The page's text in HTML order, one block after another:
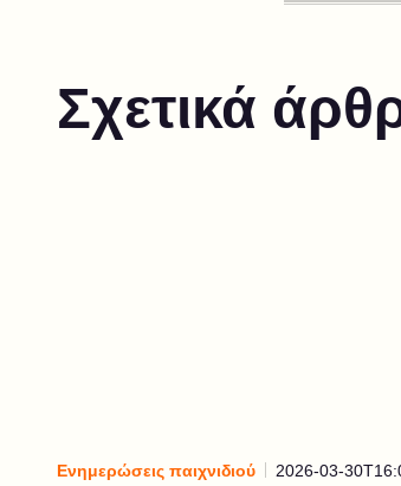
Σχετικά
Ενημερώσεις παιχνιδιού 2026-03-